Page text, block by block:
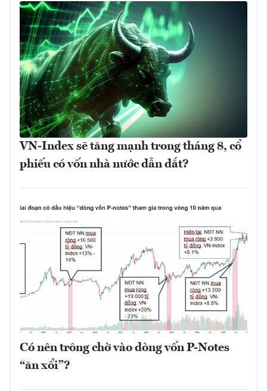
VN-Index sẽ tăng mạnh trong tháng 8, cổ
phiếu có vốn nhà nước dẫn dắt?
Có nên trông chờ vào dòng vốn P-Notes
“ăn xổi”?